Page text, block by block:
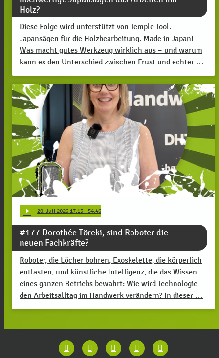
Holz?
Diese Folge wird unterstützt von Temple Tool.
Japansägen für die Holzbearbeitung. Made in Japan!
Was macht gutes Werkzeug wirklich aus – und warum
kann es den Unterschied zwischen Frust und echter …
play_arrow 20. Juli 2026 17:15 · 54:46
#177 Dorothée Töreki, sind Roboter die
neuen Fachkräfte?
Roboter, die Löcher bohren, Exoskelette, die körperlich
entlasten, und künstliche Intelligenz, die das Wissen
eines ganzen Betriebs bewahrt: Wie wird Technologie
den Arbeitsalltag im Handwerk verändern? In dieser …